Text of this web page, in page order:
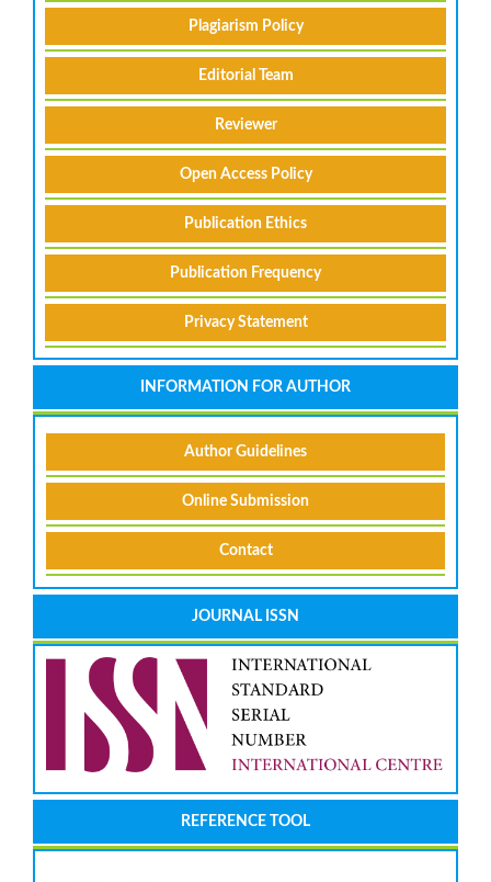
Plagiarism Policy
Editorial Team
Reviewer
Open Access Policy
Publication Ethics
Publication Frequency
Privacy Statement
INFORMATION FOR AUTHOR
Author Guidelines
Online Submission
Contact
JOURNAL ISSN
REFERENCE TOOL